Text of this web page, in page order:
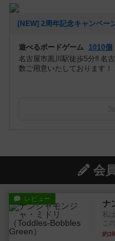
[NEW] 2周年記念キャンペー
遊べるボードゲーム
1010個
名古屋市黒川駅徒歩5分!! 名
数ご用意いたしております
会
レビュー ナ
私
こ
約3